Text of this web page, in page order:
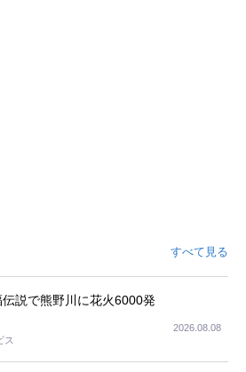
すべて見る
説で熊野川に花火6000発
ス
2026.08.08